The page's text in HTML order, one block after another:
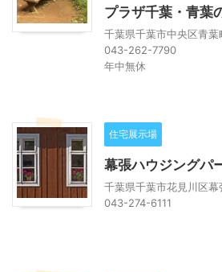
プラザ千葉・青葉
千葉県千葉市中央区青
043-262-7790
年中無休
住宅展示場
幕張ハウジングパ
千葉県千葉市花見川区
043-274-6111